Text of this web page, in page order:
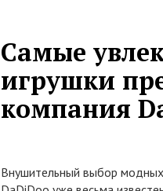
Самые
игрушки
компания
Внушительный выбор